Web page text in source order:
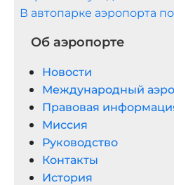
В автопарке аэропорта
Об аэропорте
Новости
Международный
Правовая
Миссия
Руководство
Контакты
История